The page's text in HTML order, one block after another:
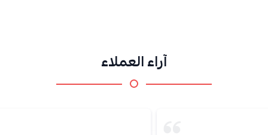
آراء العملاء